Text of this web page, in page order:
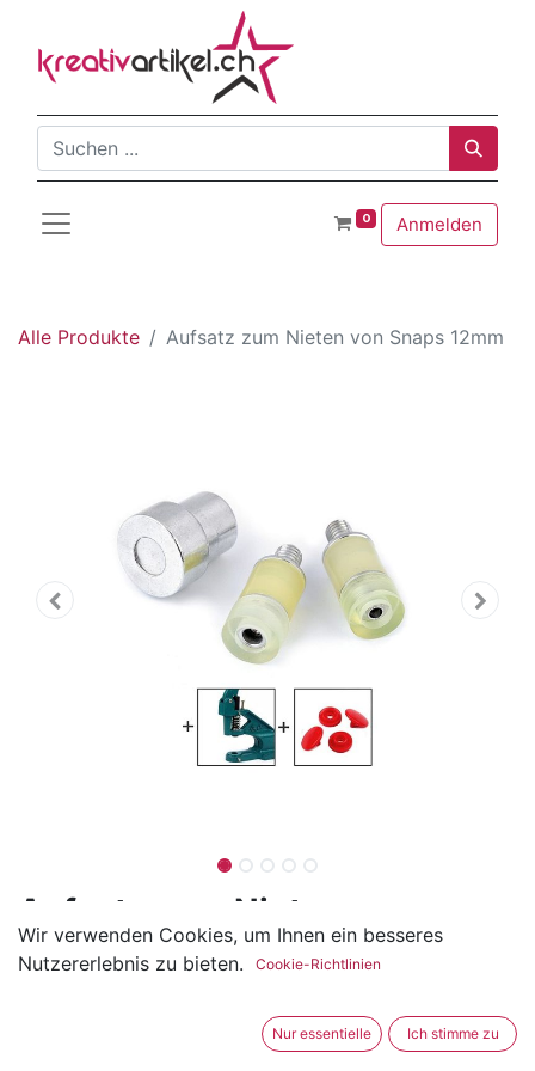
0 Anmelden
Alle Produkte Aufsatz zum Nieten von Snaps 12mm
Aufsatz zum Nieten von
Snaps 12mm
Dieser Aufsatz wird für Kunststoff Druckknöpfe mit
Wir verwenden Cookies, um Ihnen ein besseres
Nutzererlebnis zu bieten.
Cookie-Richtlinien
Nur essentielle Ich stimme zu